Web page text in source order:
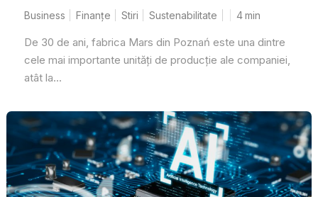
Business Finanțe Stiri Sustenabilitate 4min
De 30 de ani, fabrica Mars din Poznań este una dintre
cele mai importante unități de producție ale companiei,
atât la...